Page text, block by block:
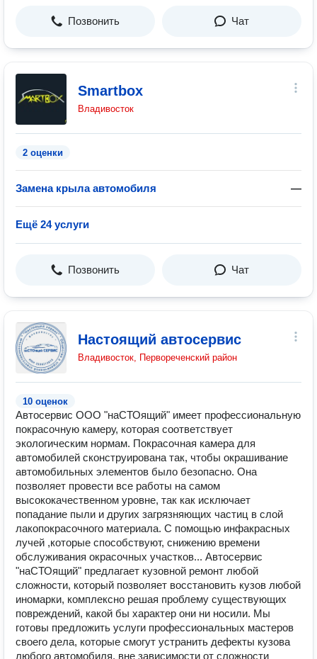
Позвонить Чат
Smartbox
Владивосток
2 оценки
Замена крыла автомобиля —
Ещё 24 услуги
Позвонить Чат
Настоящий автосервис
Владивосток, Первореченский район
10 оценок
Автосервис ООО "наСТОящий" имеет профессиональную
покрасочную камеру, которая соответствует
экологическим нормам. Покрасочная камера для
автомобилей сконструирована так, чтобы окрашивание
автомобильных элементов было безопасно. Она
позволяет провести все работы на самом
высококачественном уровне, так как исключает
попадание пыли и других загрязняющих частиц в слой
лакопокрасочного материала. С помощью инфакрасных
лучей ,которые способствуют, снижению времени
обслуживания окрасочных участков... Автосервис
"наСТОящий" предлагает кузовной ремонт любой
сложности, который позволяет восстановить кузов любой
иномарки, комплексно решая проблему существующих
повреждений, какой бы характер они ни носили. Мы
готовы предложить услуги профессиональных мастеров
своего дела, которые смогут устранить дефекты кузова
любого автомобиля, вне зависимости от сложности